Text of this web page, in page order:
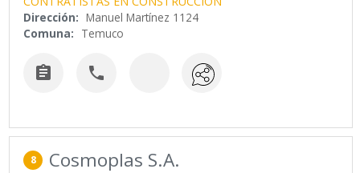
Dirección: Manuel Martínez 1124
Comuna: Temuco
 
8 Cosmoplas S.A.